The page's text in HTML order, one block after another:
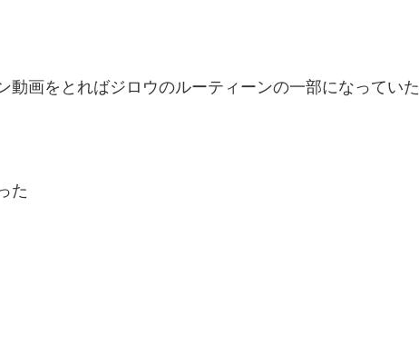
動画をとればジロウのルーティーンの一部になっていた
た